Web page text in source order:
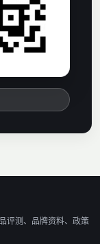
评测、品牌资料、政策